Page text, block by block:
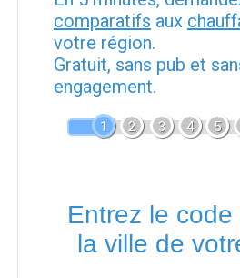
comparatifs aux
votre région.
Gratuit, sans pub et
engagement.
1 2 3 4 5
Entrez le
la ville de